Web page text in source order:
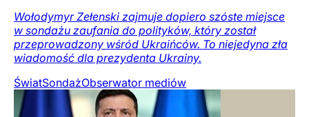
Wołodymyr Zełenski zajmuje dopiero szóste miejsce
w sondażu zaufania do polityków, który został
przeprowadzony wśród Ukraińców. To niejedyna zła
wiadomość dla prezydenta Ukrainy.
ŚwiatSondażObserwator mediów